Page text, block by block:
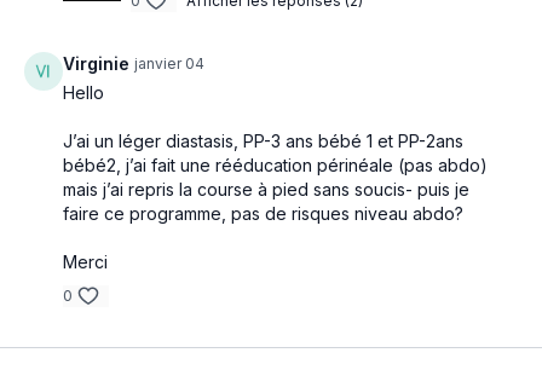
Virginie janvier 04
Hello
J’ai un léger diastasis, PP-3 ans bébé 1 et PP-2ans
bébé2, j’ai fait une rééducation périnéale (pas abdo)
mais j’ai repris la course à pied sans soucis- puis je
faire ce programme, pas de risques niveau abdo?
Merci
0